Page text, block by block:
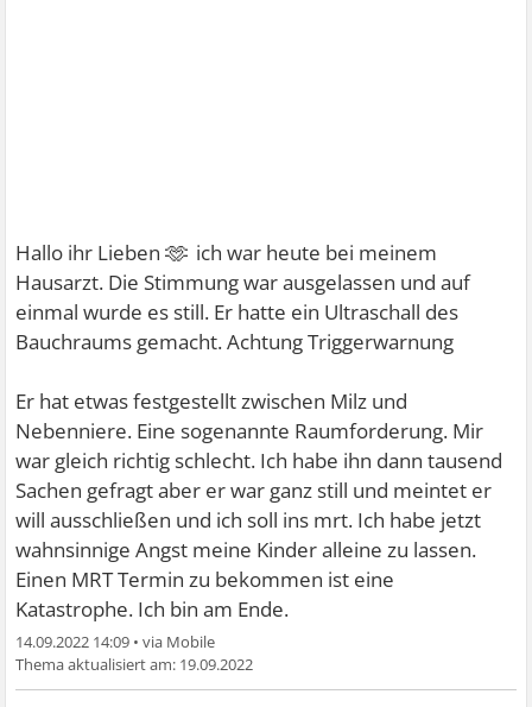
Hallo ihr Lieben🫶 ich war heute bei meinem
Hausarzt. Die Stimmung war ausgelassen und auf
einmal wurde es still. Er hatte ein Ultraschall des
Bauchraums gemacht. Achtung Triggerwarnung
Er hat etwas festgestellt zwischen Milz und
Nebenniere. Eine sogenannte Raumforderung. Mir
war gleich richtig schlecht. Ich habe ihn dann tausend
Sachen gefragt aber er war ganz still und meintet er
will ausschließen und ich soll ins mrt. Ich habe jetzt
wahnsinnige Angst meine Kinder alleine zu lassen.
Einen MRT Termin zu bekommen ist eine
Katastrophe. Ich bin am Ende.
14.09.2022 14:09 •
19.09.2022